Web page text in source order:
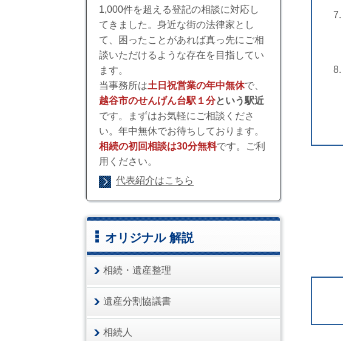
1,000件を超える登記の相談に対応し
てきました。身近な街の法律家とし
て、困ったことがあれば真っ先にご相
談いただけるような存在を目指してい
ます。
当事務所は土日祝営業の年中無休で、
越谷市のせんげん台駅１分という駅近
です。まずはお気軽にご相談くださ
い。年中無休でお待ちしております。
相続の初回相談は30分無料です。ご利
用ください。
代表紹介はこちら
オリジナル 解説
相続・遺産整理
遺産分割協議書
相続人